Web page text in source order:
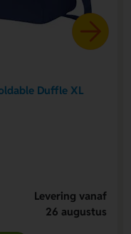
Duffle XL
Levering vanaf
26 augustus